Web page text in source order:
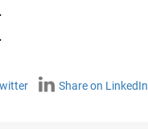
Share on LinkedIn